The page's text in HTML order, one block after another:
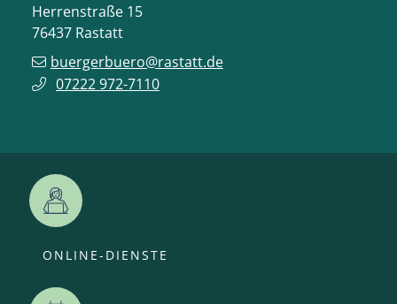
Herrenstraße 15
76437 Rastatt
buergerbuero@rastatt.de
07222 972-7110
ONLINE-DIENSTE